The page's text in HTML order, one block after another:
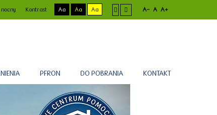
Kontrast Aa Aa Aa A- A A+
PFRON DO POBRANIA KONTAKT